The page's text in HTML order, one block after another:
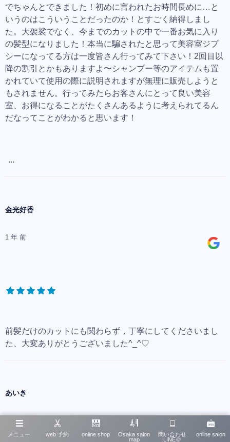
でちゃんとできました！初めに言われたお時間長めに…と
いうのはこういうことだったのか！とすごく納得しまし
た。大袈裟でなく、今までのカットの中で一番お気に入り
の髪型になりました！本当に騙されたと思って美容室ジプ
シーになってる方は一度皆さん行ってみて下さい！2回目以
降の割引とかもありますよ〜シャンプー等のアイテムも置
かれていて使用の際に説明されますが無理に販売しようと
もされません。行ってみたらお客さんにとって良い美容
室、お得になることがたくさんあるように考えられてるん
だなってことがわかると思います！
...
金光好香
1 年 前
前髪だけのカットにも関わらず，丁寧にしてくださいまし
た、大変ありがとうございました^_^♡
あいき
2 年 前
メニュー web 予約 online shop
Osaka salon
map
問い合わせ
LINE＠
online salon